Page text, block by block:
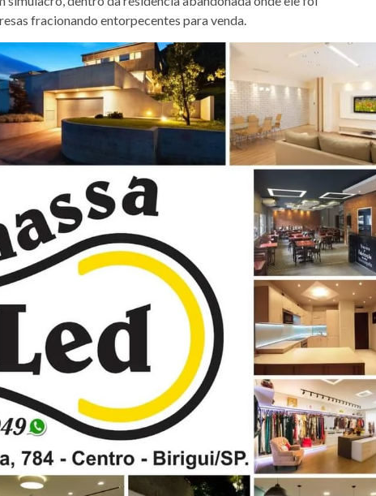
fracionando entorpecentes para venda.